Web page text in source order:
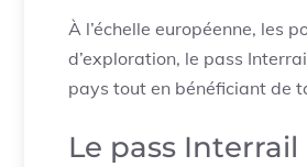
À l’échelle européenne, les
d’exploration, le pass
pays tout en bénéficiant de
Le pass